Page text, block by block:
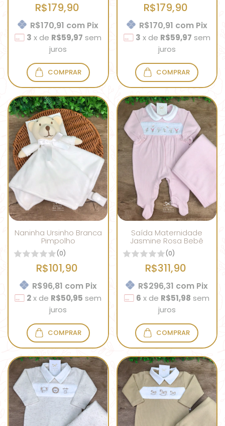
R$179,90
R$170,91 com Pix
3 x de R$59,97 sem
juros
COMPRAR
R$179,90
R$170,91 com Pix
3 x de R$59,97 sem
juros
COMPRAR
Naninha Ursinho Branca
Pimpolho
(0)
R$101,90
R$96,81 com Pix
2 x de R$50,95 sem
juros
COMPRAR
Saída Maternidade
Jasmine Rosa Bebê
(0)
R$311,90
R$296,31 com Pix
6 x de R$51,98 sem
juros
COMPRAR